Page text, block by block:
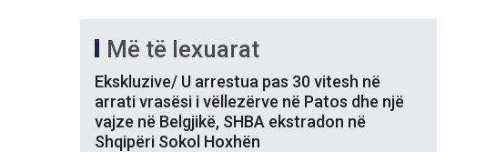
Më të lexuarat
Ekskluzive/ U arrestua pas 30 vitesh në
arrati vrasësi i vëllezërve në Patos dhe një
vajze në Belgjikë, SHBA ekstradon në
Shqipëri Sokol Hoxhën